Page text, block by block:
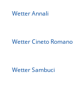
Wetter Annali
Wetter Cineto Romano
Wetter Sambuci